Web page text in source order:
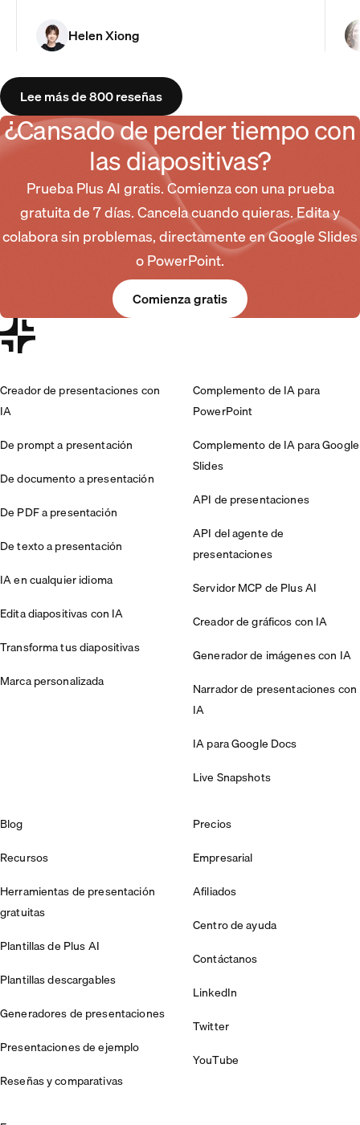
Helen Xiong
Lee más de 800 reseñas
¿Cansado de perder tiempo con
las diapositivas?
Prueba Plus AI gratis. Comienza con una prueba
gratuita de 7 días. Cancela cuando quieras. Edita y
colabora sin problemas, directamente en Google Slides
o PowerPoint.
Comienza gratis
Creador de presentaciones con
IA
De prompt a presentación
De documento a presentación
De PDF a presentación
De texto a presentación
IA en cualquier idioma
Edita diapositivas con IA
Transforma tus diapositivas
Marca personalizada
Complemento de IA para
PowerPoint
Complemento de IA para Google
Slides
API de presentaciones
API del agente de
presentaciones
Servidor MCP de Plus AI
Creador de gráficos con IA
Generador de imágenes con IA
Narrador de presentaciones con
IA
IA para Google Docs
Live Snapshots
Blog
Recursos
Herramientas de presentación
gratuitas
Plantillas de Plus AI
Plantillas descargables
Generadores de presentaciones
Presentaciones de ejemplo
Reseñas y comparativas
Precios
Empresarial
Afiliados
Centro de ayuda
Contáctanos
LinkedIn
Twitter
YouTube